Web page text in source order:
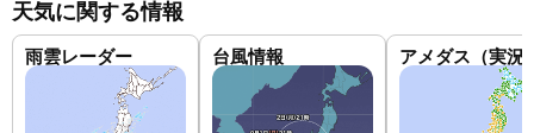
天気に関する情報
雨雲レーダー 台風情報 アメダス（実況